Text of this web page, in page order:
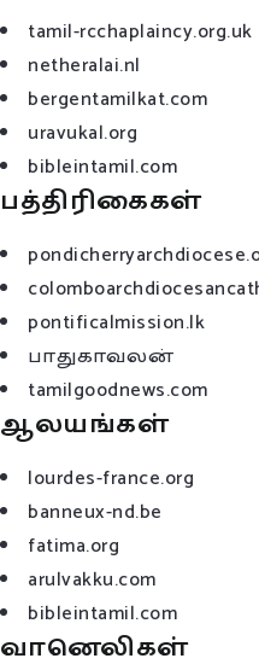
tamil-rcchaplaincy.org.uk
netheralai.nl
bergentamilkat.com
uravukal.org
bibleintamil.com
பத்திரிகைகள்
pontificalmission.lk
பாதுகாவலன்
tamilgoodnews.com
ஆலயங்கள்
lourdes-france.org
banneux-nd.be
fatima.org
arulvakku.com
bibleintamil.com
வானெலிகள்